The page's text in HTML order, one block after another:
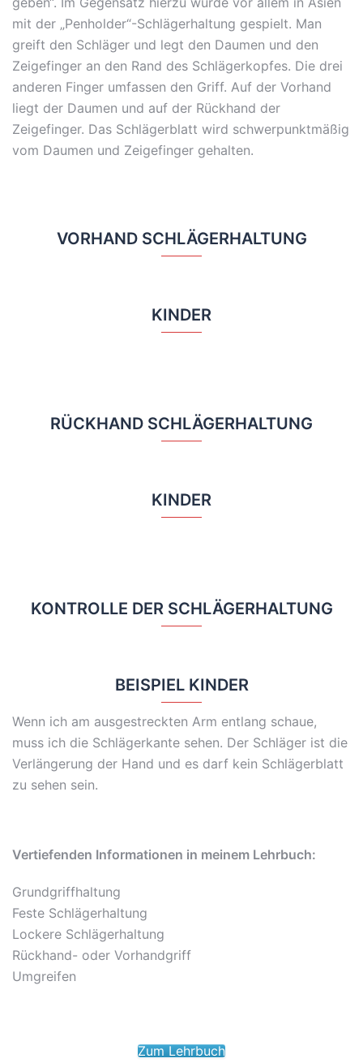
mit der „Penholder“-Schlägerhaltung gespielt. Man
greift den Schläger und legt den Daumen und den
Zeigefinger an den Rand des Schlägerkopfes. Die drei
anderen Finger umfassen den Griff. Auf der Vorhand
liegt der Daumen und auf der Rückhand der
Zeigefinger. Das Schlägerblatt wird schwerpunktmäßig
vom Daumen und Zeigefinger gehalten.
VORHAND SCHLÄGERHALTUNG
KINDER
RÜCKHAND SCHLÄGERHALTUNG
KINDER
KONTROLLE DER SCHLÄGERHALTUNG
BEISPIEL KINDER
Wenn ich am ausgestreckten Arm entlang schaue,
muss ich die Schlägerkante sehen. Der Schläger ist die
Verlängerung der Hand und es darf kein Schlägerblatt
zu sehen sein.
Vertiefenden Informationen in meinem Lehrbuch:
Grundgriffhaltung
Feste Schlägerhaltung
Lockere Schlägerhaltung
Rückhand- oder Vorhandgriff
Umgreifen
Zum Lehrbuch